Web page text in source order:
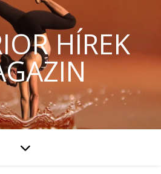
HÍREK